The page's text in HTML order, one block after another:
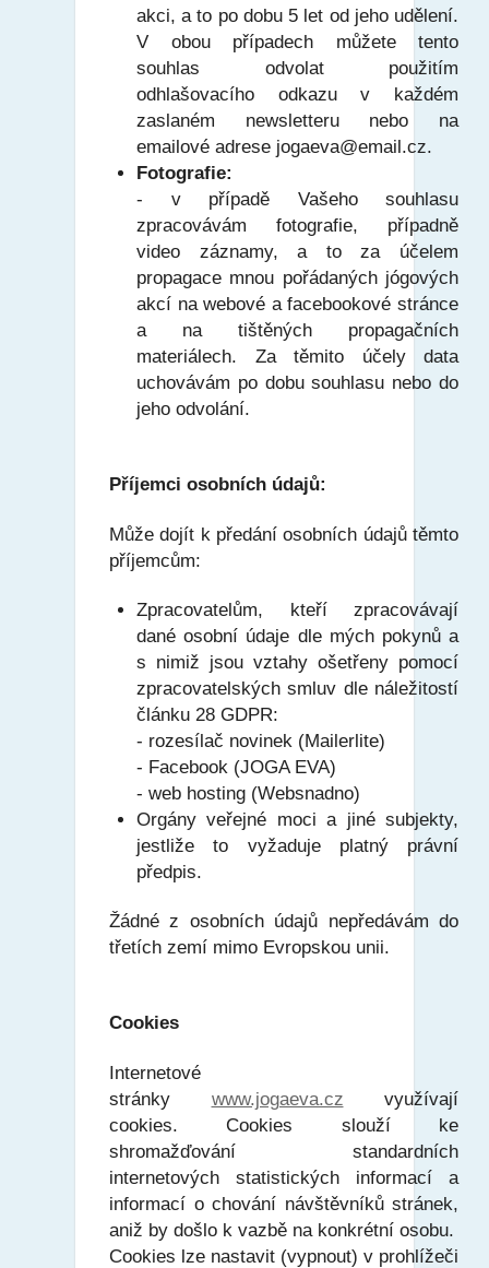
akci, a to po dobu 5 let od jeho udělení.
V obou případech můžete tento
souhlas odvolat použitím
odhlašovacího odkazu v každém
zaslaném newsletteru nebo na
emailové adrese jogaeva@email.cz.
Fotografie:
- v případě Vašeho souhlasu
zpracovávám fotografie, případně
video záznamy, a to za účelem
propagace mnou pořádaných jógových
akcí na webové a facebookové stránce
a na tištěných propagačních
materiálech. Za těmito účely data
uchovávám po dobu souhlasu nebo do
jeho odvolání.
Příjemci osobních údajů:
Může dojít k předání osobních údajů těmto
příjemcům:
Zpracovatelům, kteří zpracovávají
dané osobní údaje dle mých pokynů a
s nimiž jsou vztahy ošetřeny pomocí
zpracovatelských smluv dle náležitostí
článku 28 GDPR:
- rozesílač novinek (Mailerlite)
- Facebook (JOGA EVA)
- web hosting (Websnadno)
Orgány veřejné moci a jiné subjekty,
jestliže to vyžaduje platný právní
předpis.
Žádné z osobních údajů nepředávám do
třetích zemí mimo Evropskou unii.
Cookies
Internetové
stránky www.jogaeva.cz využívají
cookies. Cookies slouží ke
shromažďování standardních
internetových statistických informací a
informací o chování návštěvníků stránek,
aniž by došlo k vazbě na konkrétní osobu.
Cookies lze nastavit (vypnout) v prohlížeči